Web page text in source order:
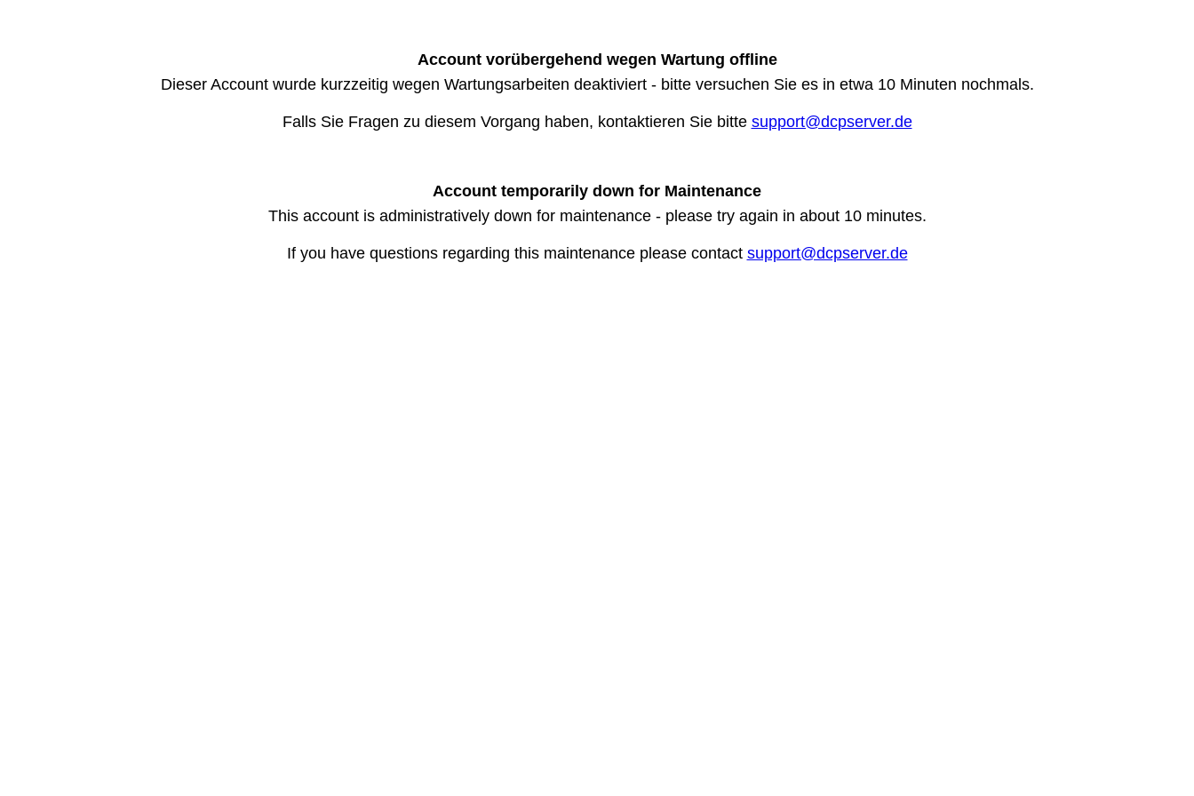
Account vorübergehend wegen Wartung offline
Dieser Account wurde kurzzeitig wegen Wartungsarbeiten deaktiviert - bitte versuchen Sie es in etwa 10 Minuten nochmals.
Falls Sie Fragen zu diesem Vorgang haben, kontaktieren Sie bitte support@dcpserver.de
Account temporarily down for Maintenance
This account is administratively down for maintenance - please try again in about 10 minutes.
If you have questions regarding this maintenance please contact support@dcpserver.de